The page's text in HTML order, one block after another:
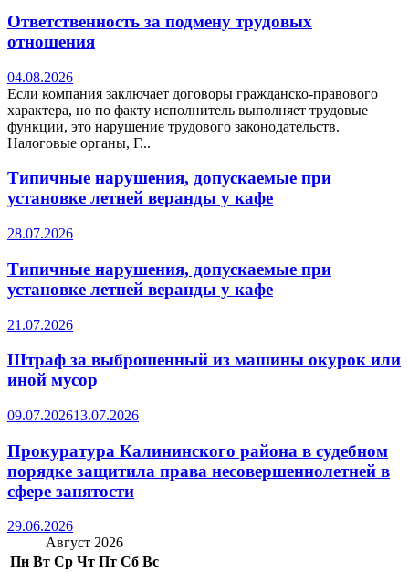
Ответственность за подмену трудовых
отношения
04.08.2026
Если компания заключает договоры гражданско-правового
характера, но по факту исполнитель выполняет трудовые
функции, это нарушение трудового законодательств.
Налоговые органы, Г...
Типичные нарушения, допускаемые при
установке летней веранды у кафе
28.07.2026
Типичные нарушения, допускаемые при
установке летней веранды у кафе
21.07.2026
Штраф за выброшенный из машины окурок или
иной мусор
09.07.202613.07.2026
Прокуратура Калининского района в судебном
порядке защитила права несовершеннолетней в
сфере занятости
29.06.2026
Август 2026
Пн Вт Ср Чт Пт Сб Вс